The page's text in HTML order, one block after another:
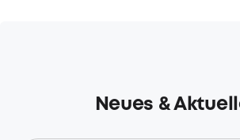
Neues &